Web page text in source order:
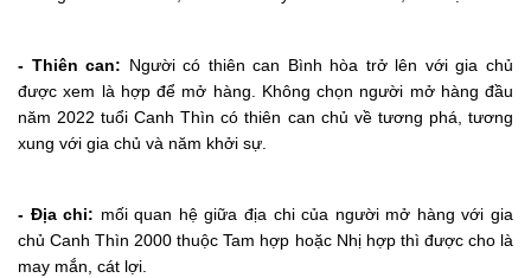
- Thiên can: Người có thiên can Bình hòa trở lên với gia chủ
được xem là hợp để mở hàng. Không chọn người mở hàng đầu
năm 2022 tuổi Canh Thìn có thiên can chủ về tương phá, tương
xung với gia chủ và năm khởi sự.
- Địa chi: mối quan hệ giữa địa chi của người mở hàng với gia
chủ Canh Thìn 2000 thuộc Tam hợp hoặc Nhị hợp thì được cho là
may mắn, cát lợi.